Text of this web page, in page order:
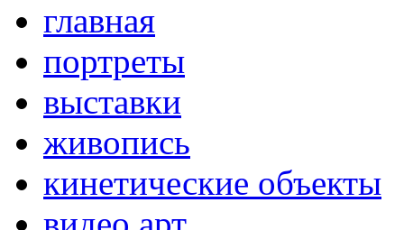
главная
портреты
выставки
живопись
кинетические объекты